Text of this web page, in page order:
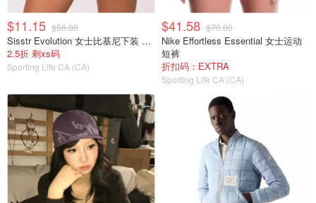
$11.15 $56.00
Sisstr Evolution 女士比基尼下装 粉色
2.5折 剩xs码
Sporting Life CA (CA)
$41.58 $70.00
Nike Effortless Essential 女士运动
短裤
折扣码：EXTRA
Sporting Life CA (CA)